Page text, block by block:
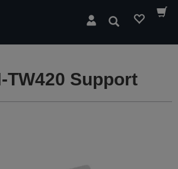
Søg
TW420 Support